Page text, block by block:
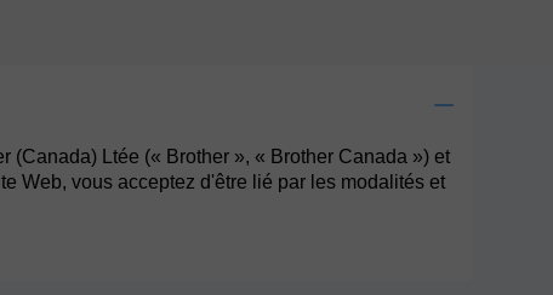
(Canada) Ltée (« Brother », « Brother Canada ») et
Web, vous acceptez d'être lié par les modalités et